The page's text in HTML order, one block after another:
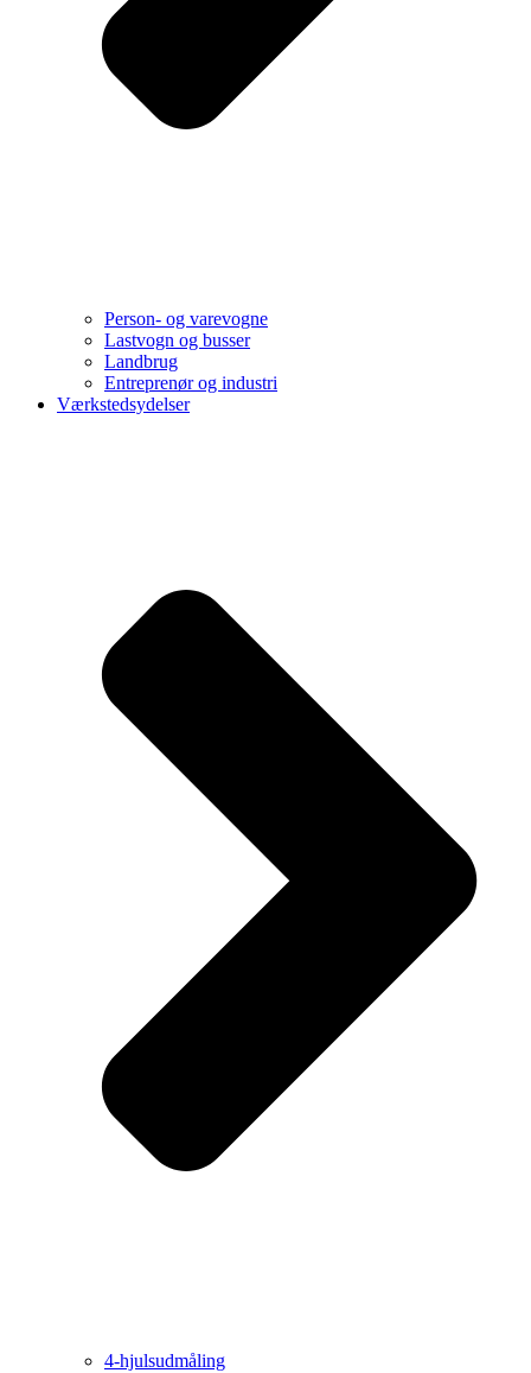
Person- og varevogne
Lastvogn og busser
Landbrug
Entreprenør og industri
Værkstedsydelser
4-hjulsudmåling